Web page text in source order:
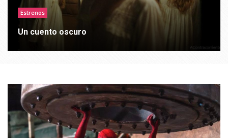
Estrenos
Un cuento oscuro